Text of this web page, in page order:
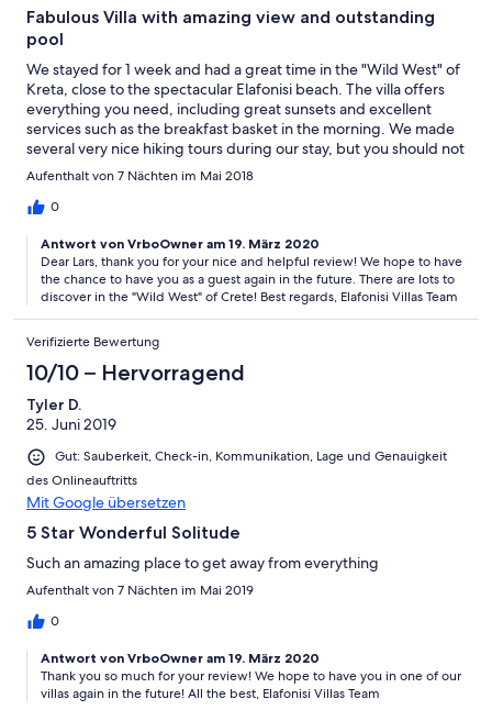
Fabulous Villa with amazing view and outstanding
pool
We stayed for 1 week and had a great time in the "Wild West" of
Kreta, close to the spectacular Elafonisi beach. The villa offers
everything you need, including great sunsets and excellent
services such as the breakfast basket in the morning. We made
several very nice hiking tours during our stay, but you should not
be afraid of driving on small curvy roads.
Aufenthalt von 7 Nächten im Mai 2018
0
Antwort von VrboOwner am 19. März 2020
Dear Lars, thank you for your nice and helpful review! We hope to have
the chance to have you as a guest again in the future. There are lots to
discover in the "Wild West" of Crete! Best regards, Elafonisi Villas Team
Verifizierte Bewertung
10/10 – Hervorragend
Tyler D.
25. Juni 2019
Gut: Sauberkeit, Check-in, Kommunikation, Lage und Genauigkeit
des Onlineauftritts
Mit Google übersetzen
5 Star Wonderful Solitude
Such an amazing place to get away from everything
Aufenthalt von 7 Nächten im Mai 2019
0
Antwort von VrboOwner am 19. März 2020
Thank you so much for your review! We hope to have you in one of our
villas again in the future! All the best, Elafonisi Villas Team